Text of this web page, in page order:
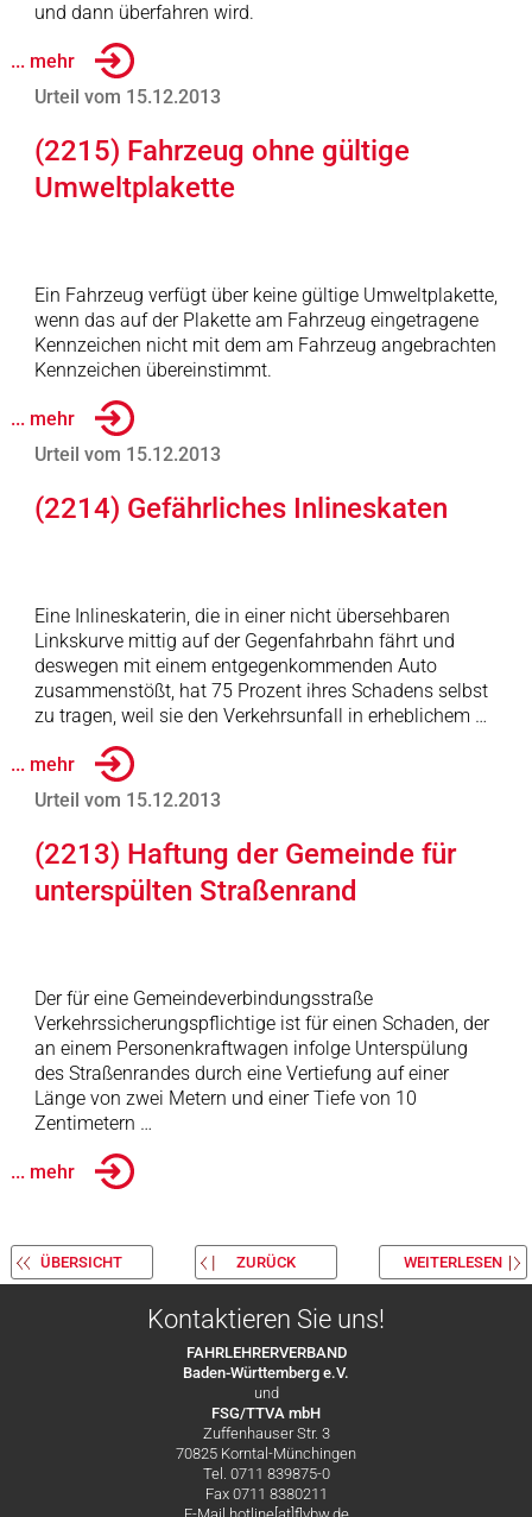
und dann überfahren wird.
... mehr
Urteil vom 15.12.2013
(2215) Fahrzeug ohne gültige
Umweltplakette
Ein Fahrzeug verfügt über keine gültige Umweltplakette,
wenn das auf der Plakette am Fahrzeug eingetragene
Kennzeichen nicht mit dem am Fahrzeug angebrachten
Kennzeichen übereinstimmt.
... mehr
Urteil vom 15.12.2013
(2214) Gefährliches Inlineskaten
Eine Inlineskaterin, die in einer nicht übersehbaren
Linkskurve mittig auf der Gegenfahrbahn fährt und
deswegen mit einem entgegenkommenden Auto
zusammenstößt, hat 75 Prozent ihres Schadens selbst
zu tragen, weil sie den Verkehrsunfall in erheblichem …
... mehr
Urteil vom 15.12.2013
(2213) Haftung der Gemeinde für
unterspülten Straßenrand
Der für eine Gemeindeverbindungsstraße
Verkehrssicherungspflichtige ist für einen Schaden, der
an einem Personenkraftwagen infolge Unterspülung
des Straßenrandes durch eine Vertiefung auf einer
Länge von zwei Metern und einer Tiefe von 10
Zentimetern …
... mehr
ÜBERSICHT ZURÜCK WEITERLESEN
Kontaktieren Sie uns!
FAHRLEHRERVERBAND
Baden-Württemberg e.V.
und
FSG/TTVA mbH
Zuffenhauser Str. 3
70825 Korntal-Münchingen
Tel. 0711 839875-0
Fax 0711 8380211